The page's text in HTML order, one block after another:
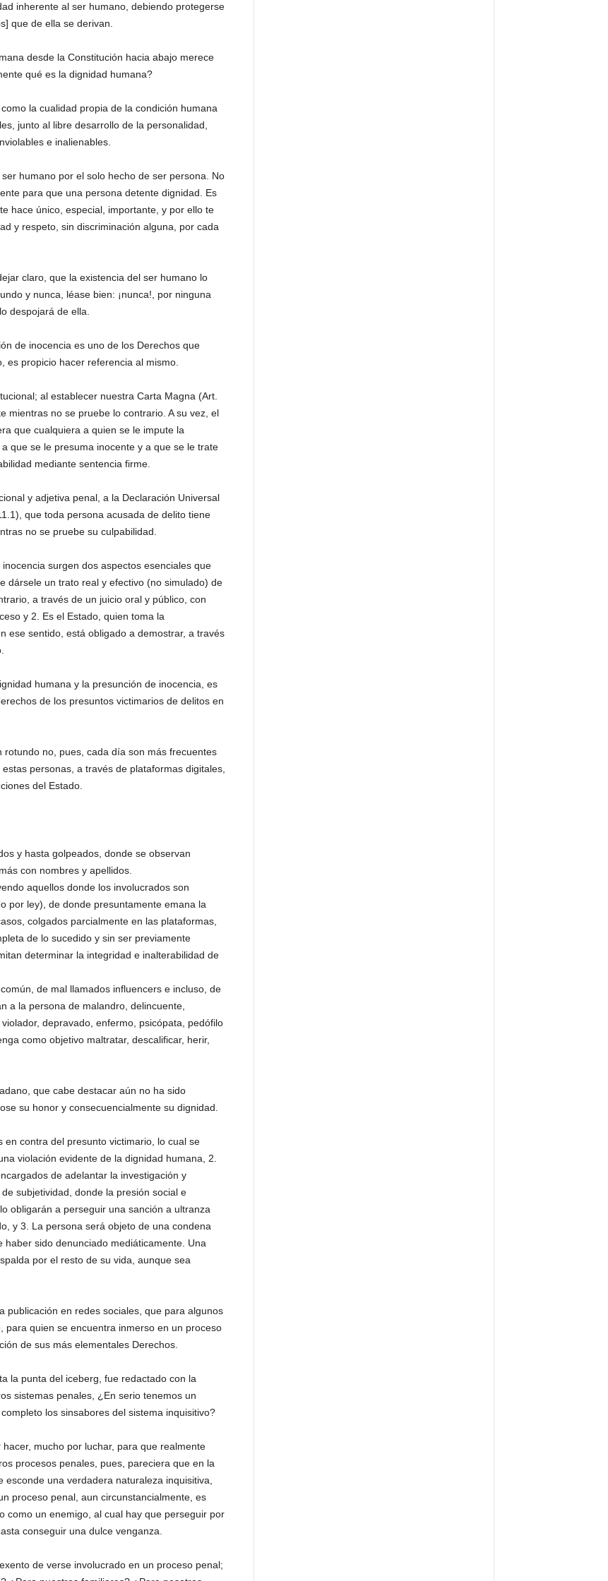
inherente al ser humano, debiendo protegerse
que de ella se derivan.
desde la Constitución hacia abajo merece
qué es la dignidad humana?
la cualidad propia de la condición humana
junto al libre desarrollo de la personalidad,
e inalienables.
humano por el solo hecho de ser persona. No
para que una persona detente dignidad. Es
hace único, especial, importante, y por ello te
y respeto, sin discriminación alguna, por cada
claro, que la existencia del ser humano lo
y nunca, léase bien: ¡nunca!, por ninguna
despojará de ella.
de inocencia es uno de los Derechos que
es propicio hacer referencia al mismo.
al establecer nuestra Carta Magna (Art.
mientras no se pruebe lo contrario. A su vez, el
que cualquiera a quien se le impute la
que se le presuma inocente y a que se le trate
mediante sentencia firme.
y adjetiva penal, a la Declaración Universal
que toda persona acusada de delito tiene
no se pruebe su culpabilidad.
surgen dos aspectos esenciales que
dársele un trato real y efectivo (no simulado) de
a través de un juicio oral y público, con
y 2. Es el Estado, quien toma la
ese sentido, está obligado a demostrar, a través
humana y la presunción de inocencia, es
de los presuntos victimarios de delitos en
no, pues, cada día son más frecuentes
personas, a través de plataformas digitales,
del Estado.
y hasta golpeados, donde se observan
con nombres y apellidos.
aquellos donde los involucrados son
por ley), de donde presuntamente emana la
colgados parcialmente en las plataformas,
de lo sucedido y sin ser previamente
determinar la integridad e inalterabilidad de
de mal llamados influencers e incluso, de
a la persona de malandro, delincuente,
depravado, enfermo, psicópata, pedófilo
como objetivo maltratar, descalificar, herir,
que cabe destacar aún no ha sido
su honor y consecuencialmente su dignidad.
contra del presunto victimario, lo cual se
violación evidente de la dignidad humana, 2.
de adelantar la investigación y
subjetividad, donde la presión social e
obligarán a perseguir una sanción a ultranza
y 3. La persona será objeto de una condena
sido denunciado mediáticamente. Una
por el resto de su vida, aunque sea
publicación en redes sociales, que para algunos
para quien se encuentra inmerso en un proceso
de sus más elementales Derechos.
la punta del iceberg, fue redactado con la
sistemas penales, ¿En serio tenemos un
los sinsabores del sistema inquisitivo?
mucho por luchar, para que realmente
procesos penales, pues, pareciera que en la
una verdadera naturaleza inquisitiva,
proceso penal, aun circunstancialmente, es
como un enemigo, al cual hay que perseguir por
conseguir una dulce venganza.
de verse involucrado en un proceso penal;